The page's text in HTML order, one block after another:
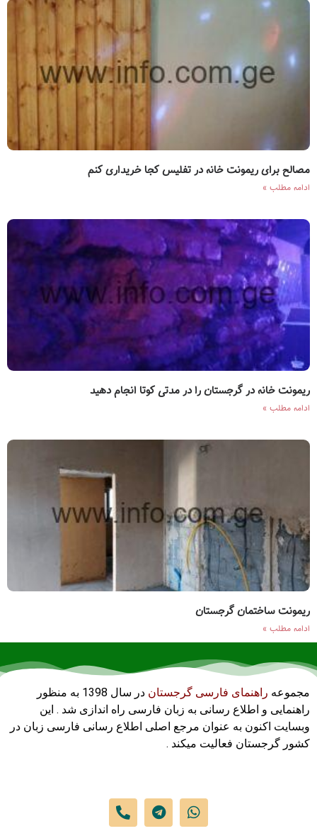
مصالح برای ریمونت خانه در تفلیس کجا خریداری کنم
ادامه مطلب »
ریمونت خانه در گرجستان را در مدتی کوتا انجام دهید
ادامه مطلب »
ریمونت ساختمان گرجستان
ادامه مطلب »
مجموعه راهنمای فارسی گرجستان
در سال 1398 به منظور
راهنمایی و اطلاع رسانی به زبان فارسی راه اندازی شد . این
وبسایت اکنون به عنوان مرجع اصلی اطلاع رسانی فارسی زبان در
کشور گرجستان فعالیت میکند .